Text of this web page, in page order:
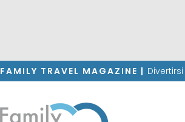
FAMILY TRAVEL MAGAZINE |